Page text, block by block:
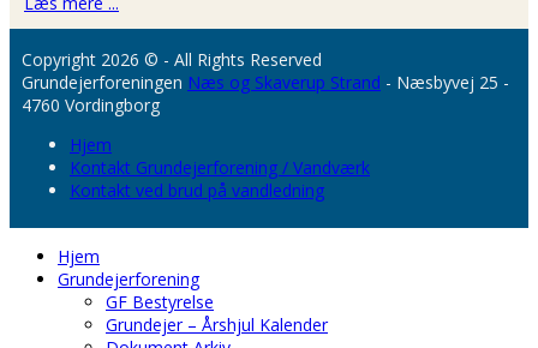
Copyright 2026 © - All Rights Reserved
Grundejerforeningen Næs og Skaverup Strand - Næsbyvej 25 -
4760 Vordingborg
Hjem
Kontakt Grundejerforening / Vandværk
Kontakt ved brud på vandledning
Hjem
Grundejerforening
GF Bestyrelse
Grundejer – Årshjul Kalender